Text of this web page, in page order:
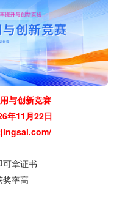
与创新竞赛
年11月22日
拿证书
奖率高